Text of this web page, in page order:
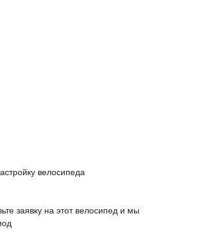
велосипеда
заявку на этот велосипед и мы